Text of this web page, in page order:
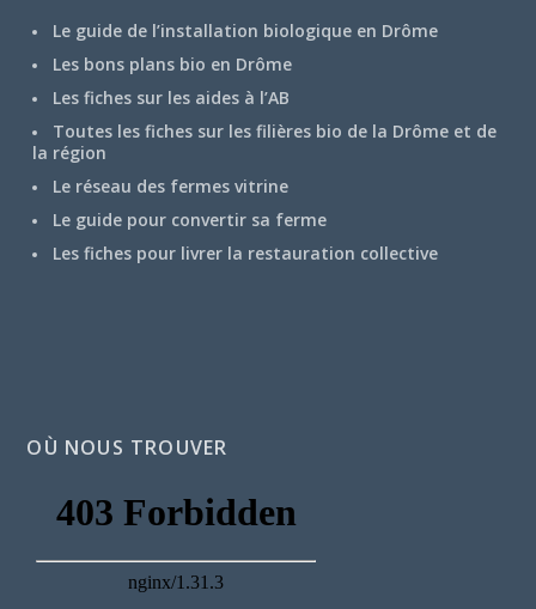
Le guide de l’installation biologique en Drôme
Les bons plans bio en Drôme
Les fiches sur les aides à l’AB
Toutes les fiches sur les filières bio de la Drôme et de
la région
Le réseau des fermes vitrine
Le guide pour convertir sa ferme
Les fiches pour livrer la restauration collective
OÙ NOUS TROUVER